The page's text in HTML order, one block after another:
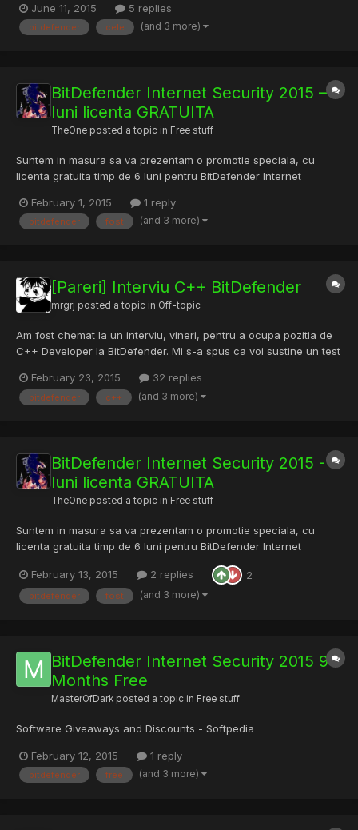
cuno?tinte prin interac?iune, prin online media ?i prin exerci?ii
pe platforma digital?, pentru aprofundarea progr?m?r...
June 11, 2015 5 replies
bitdefender cele (and 3 more)
BitDefender Internet Security 2015 – 6
luni licenta GRATUITA
TheOne posted a topic in Free stuff
Suntem in masura sa va prezentam o promotie speciala, cu
licenta gratuita timp de 6 luni pentru BitDefender Internet
interfata grafica noua, Tune-Up a fost imbunatatit si completat
cu utilitare noi menite a imbunatatit timpul de pornir...
February 1, 2015 1 reply
bitdefender fost (and 3 more)
[Pareri] Interviu C++ BitDefender
mrgrj posted a topic in Off-topic
Am fost chemat la un interviu, vineri, pentru a ocupa pozitia de
C++ Developer la BitDefender. Mi s-a spus ca voi sustine un test
testului va fi de o ora. A mai fost careva la un interviu si poate
lasa cateva pareri aici despre test / medi...
February 23, 2015 32 replies
bitdefender c++ (and 3 more)
BitDefender Internet Security 2015 - 6
luni licenta GRATUITA
TheOne posted a topic in Free stuff
Suntem in masura sa va prezentam o promotie speciala, cu
licenta gratuita timp de 6 luni pentru BitDefender Internet
interfata grafica noua, Tune-Up a fost imbunatatit si completat
cu utilitare noi menite a imbunatatit timpul de pornir...
February 13, 2015 2 replies 2
bitdefender fost (and 3 more)
BitDefender Internet Security 2015 9
Months Free
MasterOfDark posted a topic in Free stuff
Software Giveaways and Discounts - Softpedia
February 12, 2015 1 reply
bitdefender free (and 3 more)